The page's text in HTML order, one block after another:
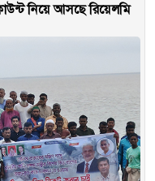
নিয়ে আসছে রিয়েলমি